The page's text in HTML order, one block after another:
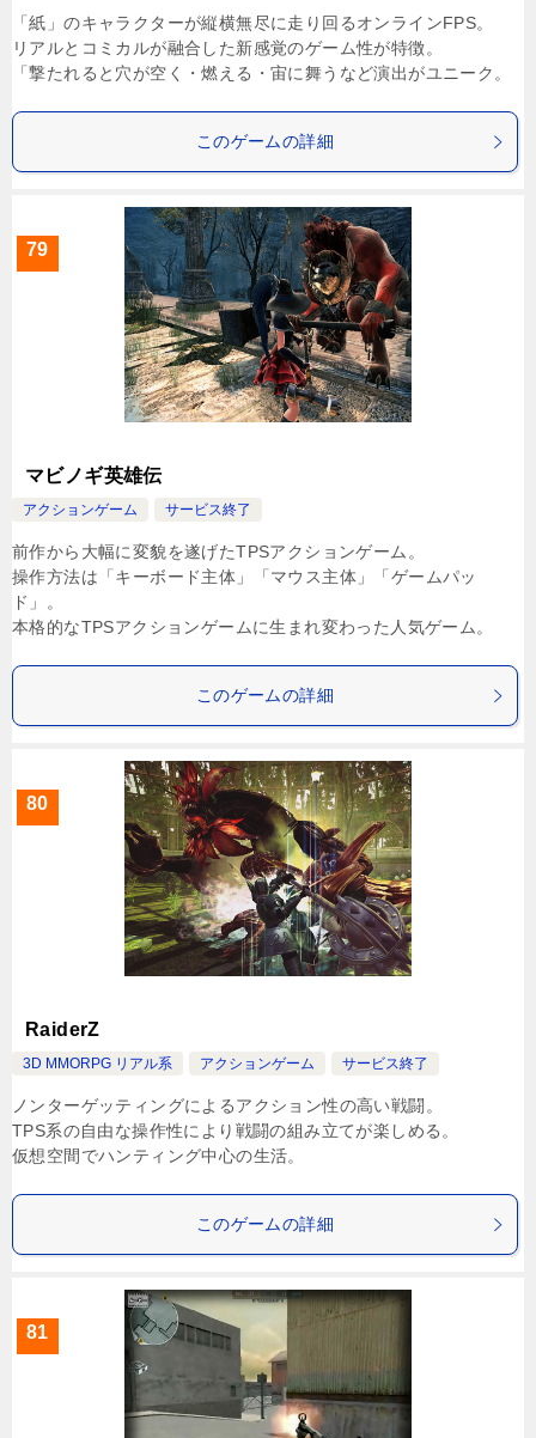
「紙」のキャラクターが縦横無尽に走り回るオンラインFPS。
リアルとコミカルが融合した新感覚のゲーム性が特徴。
「撃たれると穴が空く・燃える・宙に舞うなど演出がユニーク。
このゲームの詳細
79
マビノギ英雄伝
アクションゲーム サービス終了
前作から大幅に変貌を遂げたTPSアクションゲーム。
操作方法は「キーボード主体」「マウス主体」「ゲームパッ
ド」。
本格的なTPSアクションゲームに生まれ変わった人気ゲーム。
このゲームの詳細
80
RaiderZ
3D MMORPG リアル系 アクションゲーム サービス終了
ノンターゲッティングによるアクション性の高い戦闘。
TPS系の自由な操作性により戦闘の組み立てが楽しめる。
仮想空間でハンティング中心の生活。
このゲームの詳細
81